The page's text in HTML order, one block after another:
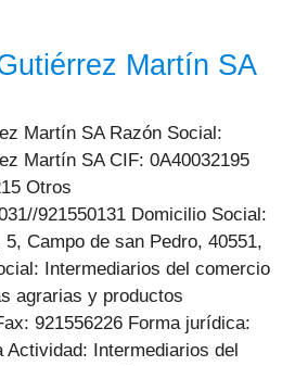
Martín SA
Martín SA Razón Social:
Martín SA CIF: 0A40032195
Otros
921550131 Domicilio Social:
Campo de san Pedro, 40551,
Intermediarios del comercio
agrarias y productos
921556226 Forma jurídica:
Actividad: Intermediarios del